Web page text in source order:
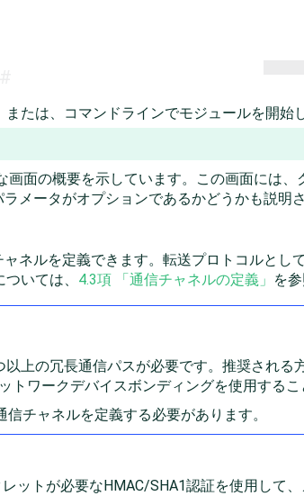
または、コマンドラインでモジュールを開始
面の概要を示しています。この画面には
メータがオプションであるかどうかも説明
ネルを定義できます。転送プロトコルとし
いては、 4.3項 「通信チャネルの定義」 を
上の冗長通信パスが必要です。推奨される
トワークデバイスボンディングを使用するこ
チャネルを定義する必要があります。
ットが必要なHMAC/SHA1認証を使用して